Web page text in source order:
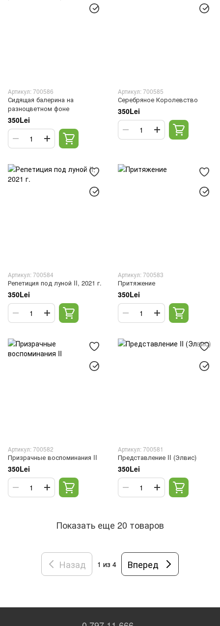
Артикул: 700586
Сидящая балерина на
разноцветном фоне
350Lei
Артикул: 700585
Серебряное Королевство
350Lei
Артикул: 700584
Репетиция под луной II, 2021 г.
350Lei
Артикул: 700583
Притяжение
350Lei
Артикул: 700582
Призрачные воспоминания II
350Lei
Артикул: 700581
Представление II (Элвис)
350Lei
Показать еще 20 товаров
Назад 1 из 4 Вперед